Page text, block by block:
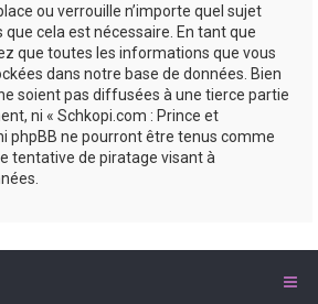
ou verrouille n’importe quel sujet
cela est nécessaire. En tant que
que toutes les informations que vous
dans notre base de données. Bien
soient pas diffusées à une tierce partie
ni « Schkopi.com : Prince et
phpBB ne pourront être tenus comme
tentative de piratage visant à